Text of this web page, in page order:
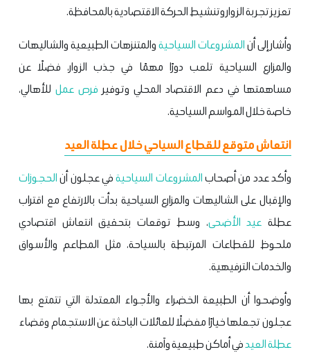
تعزيز تجربة الزوار وتنشيط الحركة الاقتصادية بالمحافظة.
وأشار إلى أنالمشروعات السياحيةوالمتنزهات الطبيعية والشاليهات
والمزارع السياحية تلعب دورًا مهمًا في جذب الزوار، فضلًا عن
مساهمتها في دعم الاقتصاد المحلي وتوفير فرص عمل للأهالي،
خاصة خلال المواسم السياحية.
انتعاش متوقع للقطاع السياحي خلال عطلة العيد
وأكد عدد من أصحابالمشروعات السياحيةفي عجلون أنالحجوزات
والإقبال على الشاليهات والمزارع السياحية بدأت بالارتفاع مع اقتراب
عطلة عيد الأضحى، وسط توقعات بتحقيق انتعاش اقتصادي
ملحوظ للقطاعات المرتبطة بالسياحة، مثل المطاعم والأسواق
والخدمات الترفيهية.
وأوضحوا أن الطبيعة الخضراء والأجواء المعتدلة التي تتمتع بها
عجلون تجعلها خيارًا مفضلًا للعائلات الباحثة عن الاستجمام وقضاء
عطلة العيدفي أماكن طبيعية وآمنة.